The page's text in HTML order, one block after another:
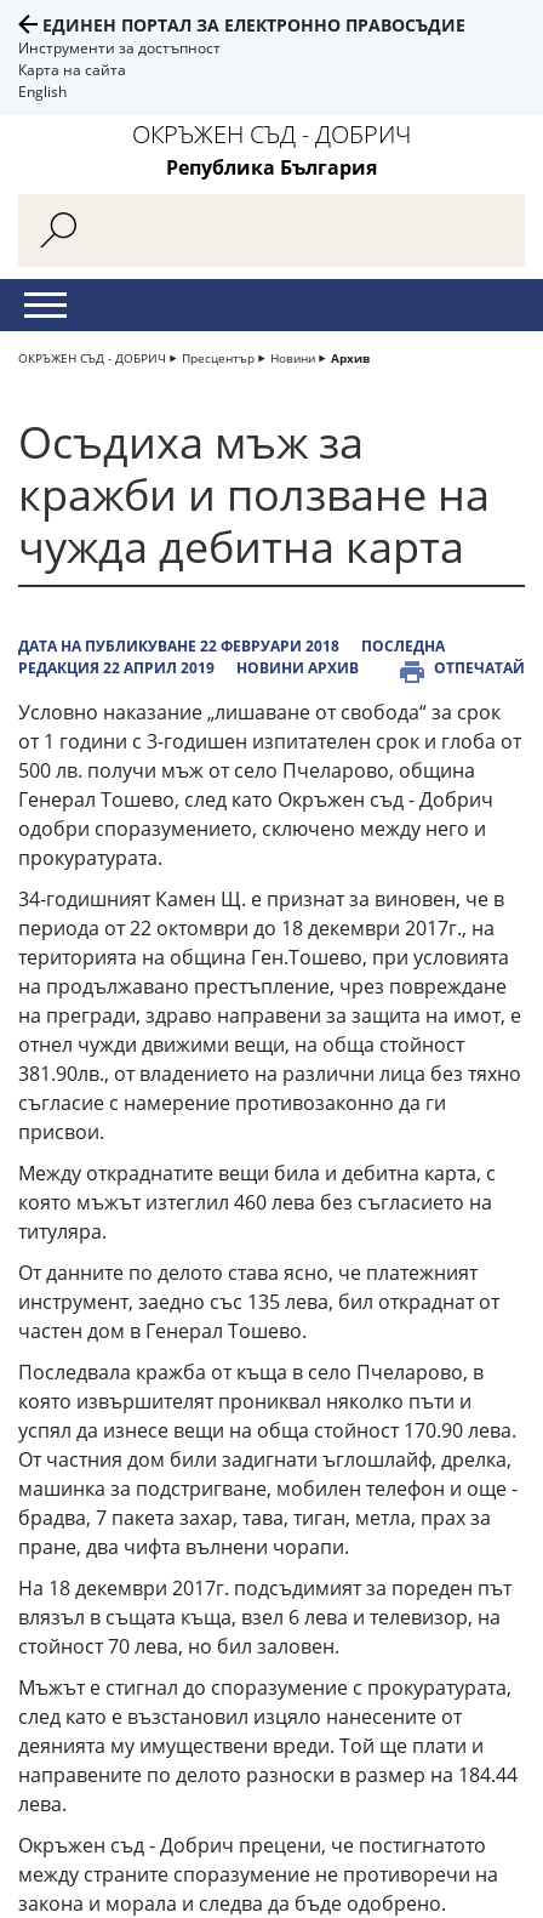
ЕДИНЕН ПОРТАЛ ЗА ЕЛЕКТРОННО ПРАВОСЪДИЕ
Инструменти за достъпност
Карта на сайта
English
ОКРЪЖЕН СЪД - ДОБРИЧ
Република България
ОКРЪЖЕН СЪД - ДОБРИЧ Пресцентър Новини Архив
Осъдиха мъж за
кражби и ползване на
чужда дебитна карта
ДАТА НА ПУБЛИКУВАНЕ 22 ФЕВРУАРИ 2018
ПОСЛЕДНА
РЕДАКЦИЯ 22 АПРИЛ 2019
НОВИНИ АРХИВ ОТПЕЧАТАЙ
Условно наказание „лишаване от свобода“ за срок
от 1 години с 3-годишен изпитателен срок и глоба от
500 лв. получи мъж от село Пчеларово, община
Генерал Тошево, след като Окръжен съд - Добрич
одобри споразумението, сключено между него и
прокуратурата.
34-годишният Камен Щ. е признат за виновен, че в
периода от 22 октомври до 18 декември 2017г., на
територията на община Ген.Тошево, при условията
на продължавано престъпление, чрез повреждане
на прегради, здраво направени за защита на имот, е
отнел чужди движими вещи, на обща стойност
381.90лв., от владението на различни лица без тяхно
съгласие с намерение противозаконно да ги
присвои.
Между откраднатите вещи била и дебитна карта, с
която мъжът изтеглил 460 лева без съгласието на
титуляра.
От данните по делото става ясно, че платежният
инструмент, заедно със 135 лева, бил откраднат от
частен дом в Генерал Тошево.
Последвала кражба от къща в село Пчеларово, в
която извършителят прониквал няколко пъти и
успял да изнесе вещи на обща стойност 170.90 лева.
От частния дом били задигнати ъглошлайф, дрелка,
машинка за подстригване, мобилен телефон и още -
брадва, 7 пакета захар, тава, тиган, метла, прах за
пране, два чифта вълнени чорапи.
На 18 декември 2017г. подсъдимият за пореден път
влязъл в същата къща, взел 6 лева и телевизор, на
стойност 70 лева, но бил заловен.
Мъжът е стигнал до споразумение с прокуратурата,
след като е възстановил изцяло нанесените от
деянията му имуществени вреди. Той ще плати и
направените по делото разноски в размер на 184.44
лева.
Окръжен съд - Добрич прецени, че постигнатото
между страните споразумение не противоречи на
закона и морала и следва да бъде одобрено.